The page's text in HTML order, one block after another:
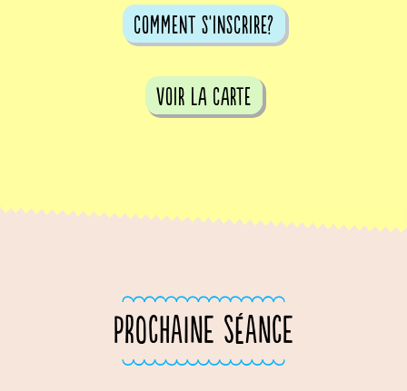
comment s'inscrire?
voir la carte
PROCHAINE SÉANCE